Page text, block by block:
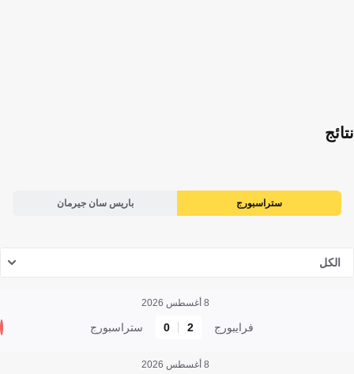
نتائج
ستراسبورج باريس سان جيرمان
الكل
8 أغسطس 2026
فرايبورج 2
0 ستراسبورج
8 أغسطس 2026